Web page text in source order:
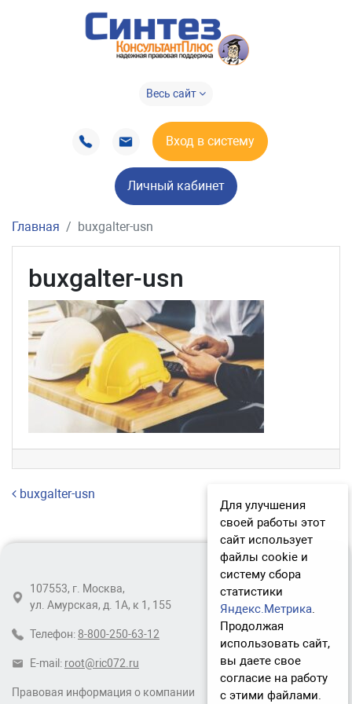
Весь сайт
Вход в систему
Личный кабинет
Главная buxgalter-usn
buxgalter-usn
Навигация по записям
buxgalter-usn
Правовая информация о компании
107553, г. Москва,
ул. Амурская, д. 1А, к 1, 155
Телефон: 8-800-250-63-12
E-mail: root@ric072.ru
Для улучшения
своей работы этот
сайт использует
файлы cookie и
систему сбора
статистики
Яндекс.Метрика.
Продолжая
использовать сайт,
вы даете свое
согласие на работу
с этими файлами.